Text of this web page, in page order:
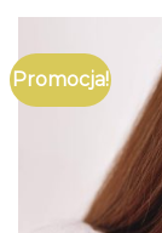
Promocja!